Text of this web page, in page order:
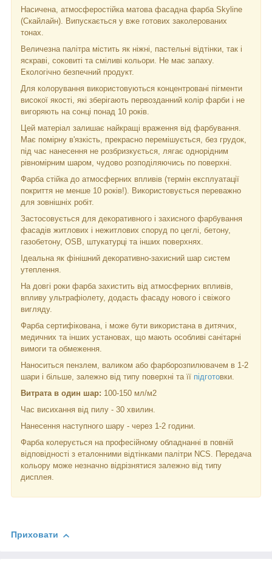
Насичена, атмосферостійка матова фасадна фарба Skyline
(Скайлайн). Випускається у вже готових заколерованих
тонах.
Величезна палітра містить як ніжні, пастельні відтінки, так і
яскраві, соковиті та сміливі кольори. Не має запаху.
Екологічно безпечний продукт.
Для колорування використовуються концентровані пігменти
високої якості, які зберігають первозданний колір фарби і не
вигоряють на сонці понад 10 років.
Цей матеріал залишає найкращі враження від фарбування.
Має помірну в'язкість, прекрасно перемішується, без грудок,
під час нанесення не розбризкується, лягає однорідним
рівномірним шаром, чудово розподіляючись по поверхні.
Фарба стійка до атмосферних впливів (термін експлуатації
покриття не менше 10 років!). Використовується переважно
для зовнішніх робіт.
Застосовується для декоративного і захисного фарбування
фасадів житлових і нежитлових споруд по цеглі, бетону,
газобетону, OSB, штукатурці та інших поверхнях.
Ідеальна як фінішний декоративно-захисний шар систем
утеплення.
На довгі роки фарба захистить від атмосферних впливів,
впливу ультрафіолету, додасть фасаду нового і свіжого
вигляду.
Фарба сертифікована, і може бути використана в дитячих,
медичних та інших установах, що мають особливі санітарні
вимоги та обмеження.
Наноситься пензлем, валиком або фарборозпилювачем в 1-2
шари і більше, залежно від типу поверхні та її підготовки.
Витрата в один шар: 100-150 мл/м2
Час висихання від пилу - 30 хвилин.
Нанесення наступного шару - через 1-2 години.
Фарба колерується на професійному обладнанні в повній
відповідності з еталонними відтінками палітри NCS. Передача
кольору може незначно відрізнятися залежно від типу
дисплея.
Приховати